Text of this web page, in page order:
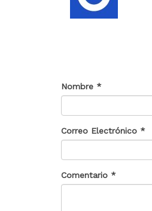
Nombre *
Correo Electrónico *
Comentario *